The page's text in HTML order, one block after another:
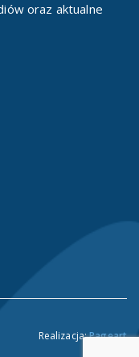
oraz aktualne
Realizacja:Pageart